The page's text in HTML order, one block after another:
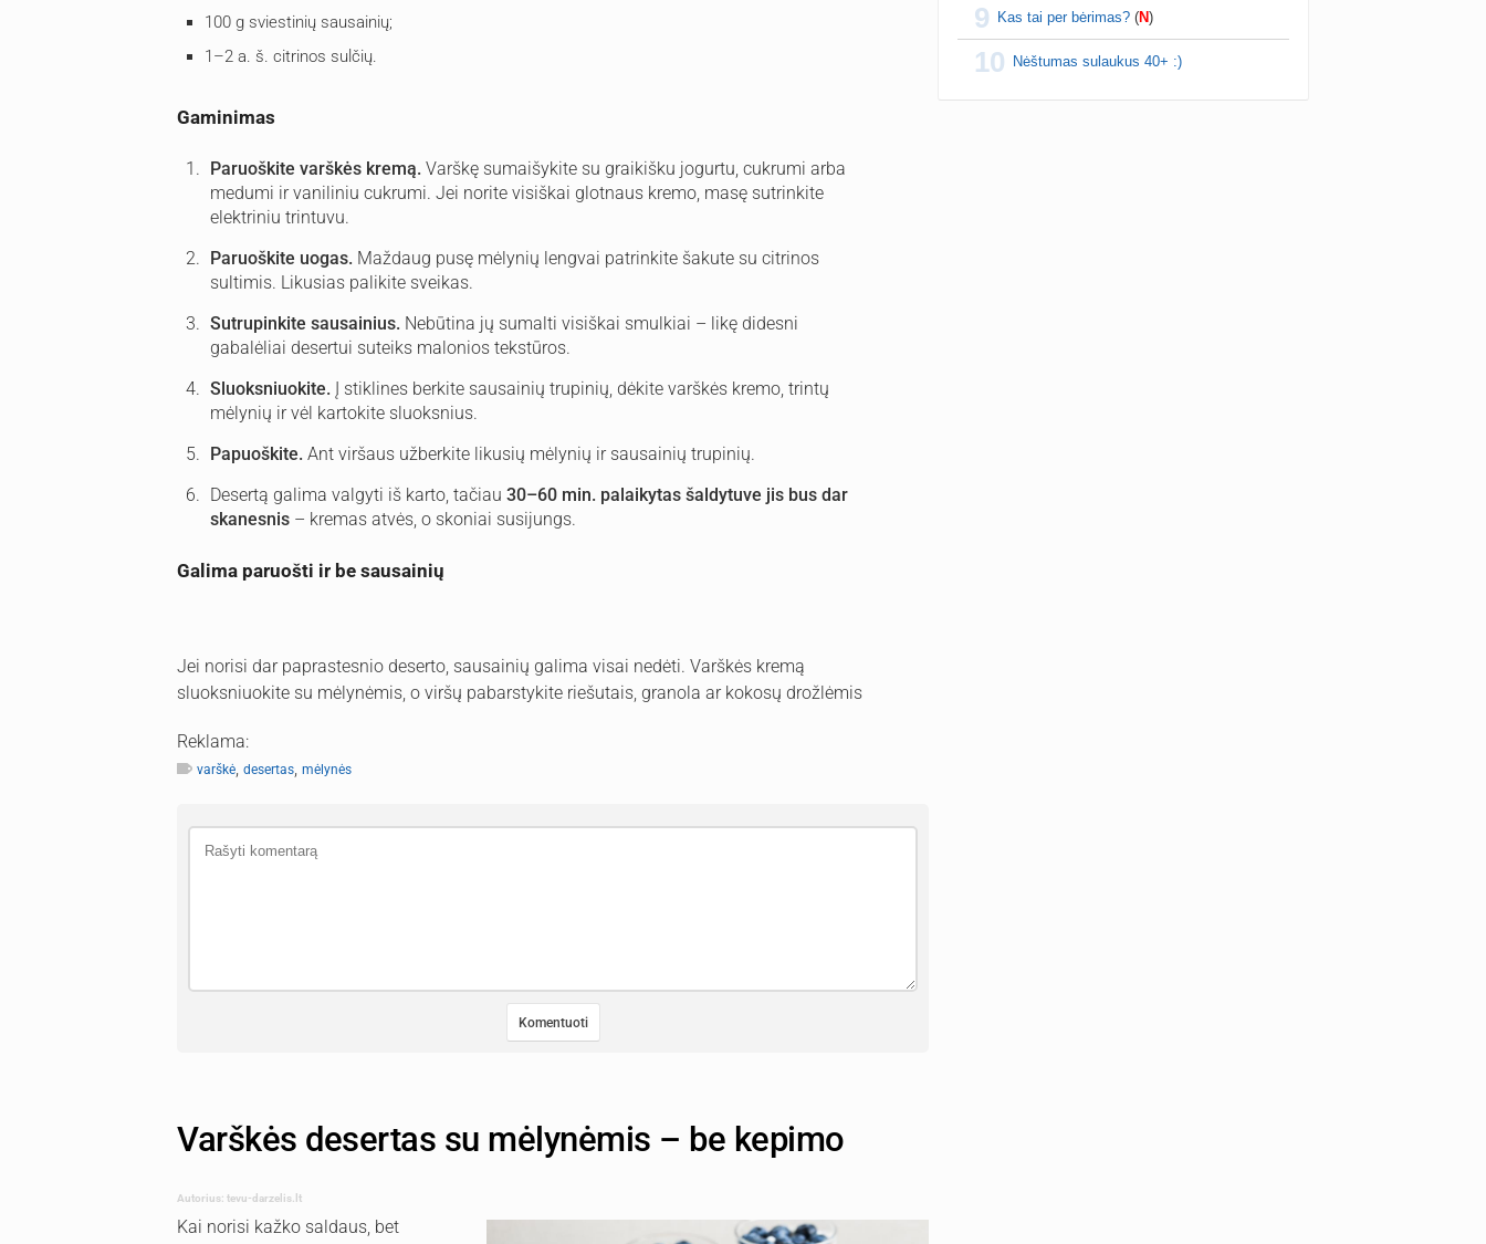
9 Kas tai per bėrimas? (N)
10 Nėštumas sulaukus 40+ :)
100 g sviestinių sausainių;
1–2 a. š. citrinos sulčių.
Gaminimas
Paruoškite varškės kremą. Varškę sumaišykite su graikišku jogurtu, cukrumi arba
medumi ir vaniliniu cukrumi. Jei norite visiškai glotnaus kremo, masę sutrinkite
elektriniu trintuvu.
Paruoškite uogas. Maždaug pusę mėlynių lengvai patrinkite šakute su citrinos
sultimis. Likusias palikite sveikas.
Sutrupinkite sausainius. Nebūtina jų sumalti visiškai smulkiai – likę didesni
gabalėliai desertui suteiks malonios tekstūros.
Sluoksniuokite. Į stiklines berkite sausainių trupinių, dėkite varškės kremo, trintų
mėlynių ir vėl kartokite sluoksnius.
Papuoškite. Ant viršaus užberkite likusių mėlynių ir sausainių trupinių.
Desertą galima valgyti iš karto, tačiau 30–60 min. palaikytas šaldytuve jis bus dar
skanesnis – kremas atvės, o skoniai susijungs.
Galima paruošti ir be sausainių
Jei norisi dar paprastesnio deserto, sausainių galima visai nedėti. Varškės kremą
sluoksniuokite su mėlynėmis, o viršų pabarstykite riešutais, granola ar kokosų drožlėmis
Reklama:
varškė, desertas, mėlynės
Varškės desertas su mėlynėmis – be kepimo
Autorius: tevu-darzelis.lt
Kai norisi kažko saldaus, bet